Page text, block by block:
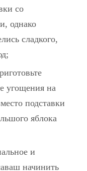
со
однако
сладкого,
угощения на
подставки
яблока
и
начинить